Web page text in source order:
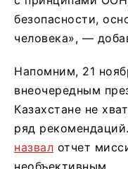
безопасности,
человека», —
Напомним, 21
внеочередным
Казахстане не
ряд
назвал отчет